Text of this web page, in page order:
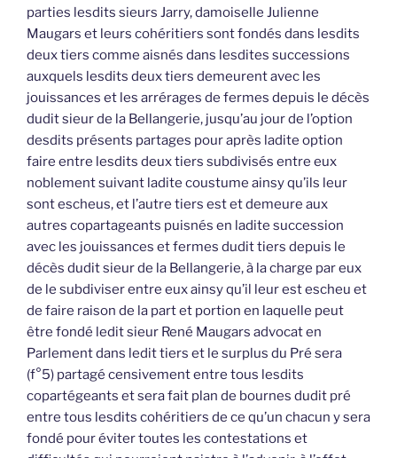
parties lesdits sieurs Jarry, damoiselle Julienne
Maugars et leurs cohéritiers sont fondés dans lesdits
deux tiers comme aisnés dans lesdites successions
auxquels lesdits deux tiers demeurent avec les
jouissances et les arrérages de fermes depuis le décès
dudit sieur de la Bellangerie, jusqu’au jour de l’option
desdits présents partages pour après ladite option
faire entre lesdits deux tiers subdivisés entre eux
noblement suivant ladite coustume ainsy qu’ils leur
sont escheus, et l’autre tiers est et demeure aux
autres copartageants puisnés en ladite succession
avec les jouissances et fermes dudit tiers depuis le
décès dudit sieur de la Bellangerie, à la charge par eux
de le subdiviser entre eux ainsy qu’il leur est escheu et
de faire raison de la part et portion en laquelle peut
être fondé ledit sieur René Maugars advocat en
Parlement dans ledit tiers et le surplus du Pré sera
(f°5) partagé censivement entre tous lesdits
copartégeants et sera fait plan de bournes dudit pré
entre tous lesdits cohéritiers de ce qu’un chacun y sera
fondé pour éviter toutes les contestations et